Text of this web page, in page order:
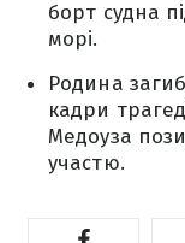
борт судна
морі.
Родина
кадри
Медоуза
участю.